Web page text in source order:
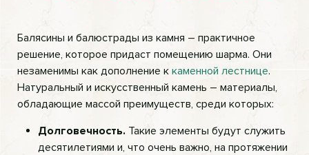
Балясины и балюстрады из камня – практичное
решение, которое придаст помещению шарма. Они
незаменимы как дополнение к каменной лестнице.
Натуральный и искусственный камень – материалы,
обладающие массой преимуществ, среди которых:
Долговечность. Такие элементы будут служить
десятилетиями и, что очень важно, на протяжении